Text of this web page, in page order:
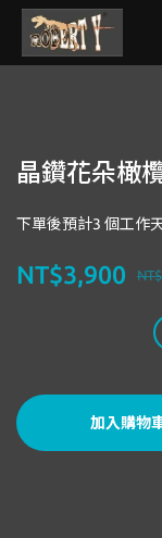
晶鑽花朵橄
下單後預計3 個工作
NT$3,900
加入購物